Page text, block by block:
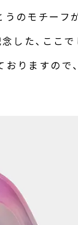
のモチーフ
した、ここ
りますので